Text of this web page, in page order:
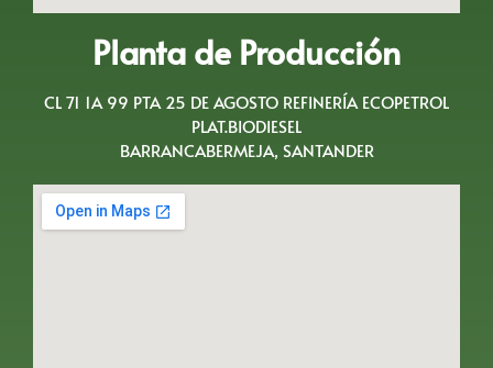
Planta de Producción
CL 71 1A 99 PTA 25 DE AGOSTO REFINERÍA ECOPETROL
PLAT.BIODIESEL
BARRANCABERMEJA, SANTANDER